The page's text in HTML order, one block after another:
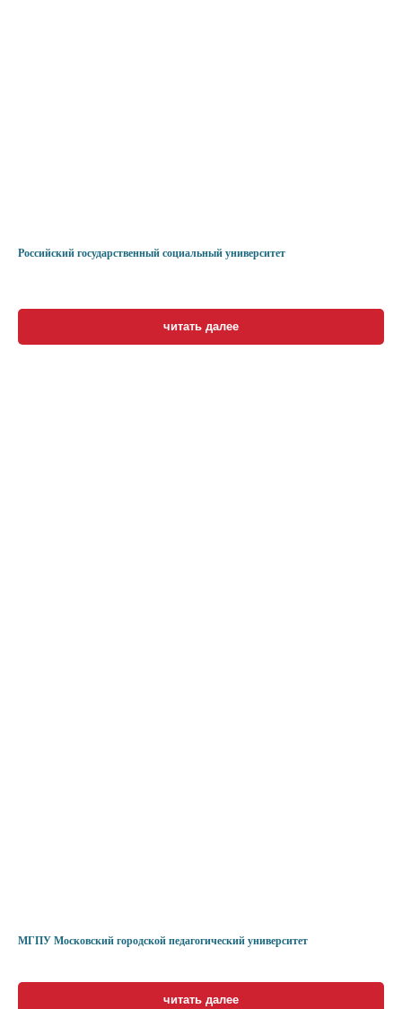
Российский государственный социальный университет
читать далее
МГПУ Московский городской педагогический университет
читать далее